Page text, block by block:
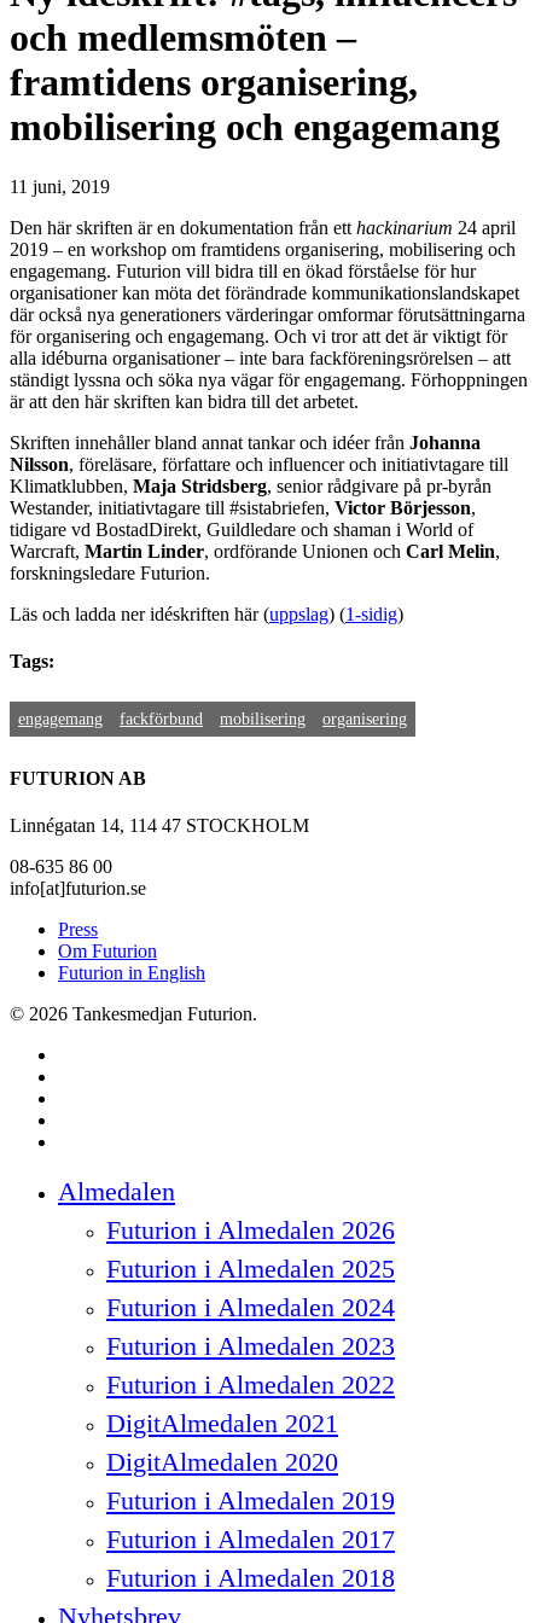
och medlemsmöten –
framtidens organisering,
mobilisering och engagemang
11 juni, 2019
Den här skriften är en dokumentation från ett hackinarium 24 april
2019 – en workshop om framtidens organisering, mobilisering och
engagemang. Futurion vill bidra till en ökad förståelse för hur
organisationer kan möta det förändrade kommunikationslandskapet
där också nya generationers värderingar omformar förutsättningarna
för organisering och engagemang. Och vi tror att det är viktigt för
alla idéburna organisationer – inte bara fackföreningsrörelsen – att
ständigt lyssna och söka nya vägar för engagemang. Förhoppningen
är att den här skriften kan bidra till det arbetet.
Skriften innehåller bland annat tankar och idéer från Johanna
Nilsson, föreläsare, författare och influencer och initiativtagare till
Klimatklubben, Maja Stridsberg, senior rådgivare på pr-byrån
Westander, initiativtagare till #sistabriefen, Victor Börjesson,
tidigare vd BostadDirekt, Guildledare och shaman i World of
Warcraft, Martin Linder, ordförande Unionen och Carl Melin,
forskningsledare Futurion.
Läs och ladda ner idéskriften här (uppslag) (1-sidig)
Tags:
engagemang fackförbund mobilisering organisering
FUTURION AB
Linnégatan 14, 114 47 STOCKHOLM
08-635 86 00
info[at]futurion.se
Press
Om Futurion
Futurion in English
© 2026 Tankesmedjan Futurion.
Menu
Almedalen
Futurion i Almedalen 2026
Futurion i Almedalen 2025
Futurion i Almedalen 2024
Futurion i Almedalen 2023
Futurion i Almedalen 2022
DigitAlmedalen 2021
DigitAlmedalen 2020
Futurion i Almedalen 2019
Futurion i Almedalen 2017
Futurion i Almedalen 2018
Nyhetsbrev